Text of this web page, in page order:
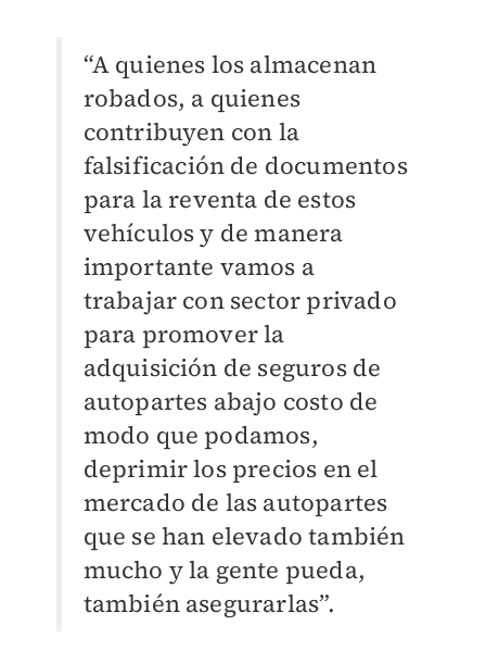
“A quienes los almacenan
robados, a quienes
contribuyen con la
falsificación de documentos
para la reventa de estos
vehículos y de manera
importante vamos a
trabajar con sector privado
para promover la
adquisición de seguros de
autopartes abajo costo de
modo que podamos,
deprimir los precios en el
mercado de las autopartes
que se han elevado también
mucho y la gente pueda,
también asegurarlas”.